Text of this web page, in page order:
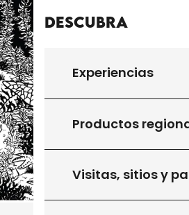
Descubra
Experiencias
Productos
Visitas, sitios y